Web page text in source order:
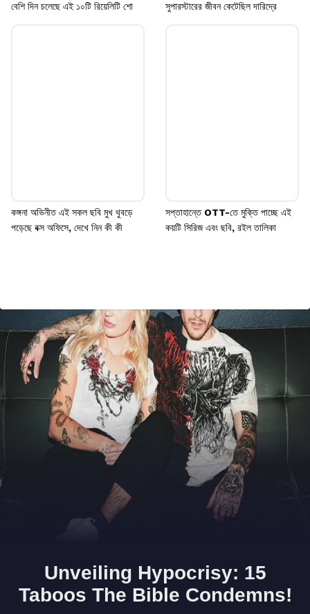
বেশি দিন চলেছে এই ১০টি রিয়েলিটি শো
সুপারস্টারের জীবন কেটেছিল দারিদ্রে
কঙ্গনা অভিনীত এই সকল ছবি মুখ থুবড়ে
পড়েছে বক্স অফিসে, দেখে নিন কী কী
সপ্তাহান্তে OTT-তে মুক্তি পাচ্ছে এই
কয়টি সিরিজ এবং ছবি, রইল তালিকা